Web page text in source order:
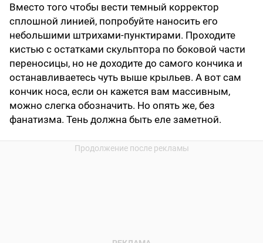
Вместо того чтобы вести темный корректор
сплошной линией, попробуйте наносить его
небольшими штрихами-пунктирами. Проходите
кистью с остатками скульптора по боковой части
переносицы, но не доходите до самого кончика и
останавливаетесь чуть выше крыльев. А вот сам
кончик носа, если он кажется вам массивным,
можно слегка обозначить. Но опять же, без
фанатизма. Тень должна быть еле заметной.